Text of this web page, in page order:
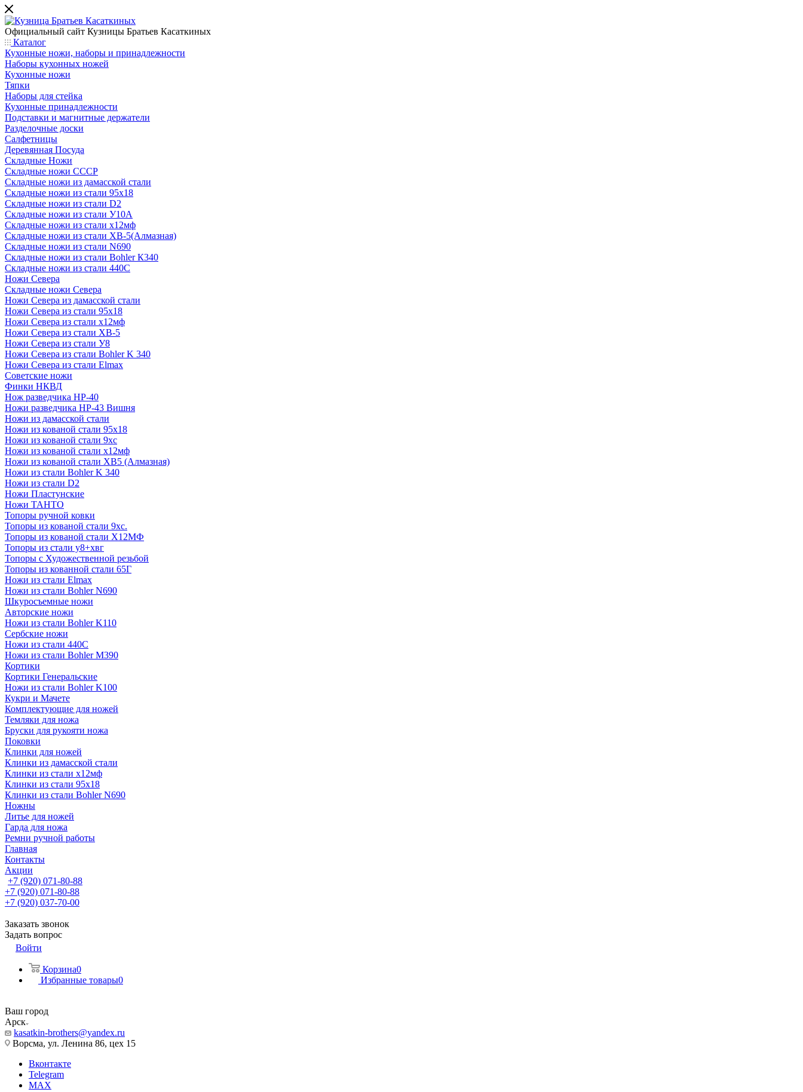
Официальный сайт Кузницы Братьев Касаткиных
Каталог
Кухонные ножи, наборы и принадлежности
Наборы кухонных ножей
Кухонные ножи
Тяпки
Наборы для стейка
Кухонные принадлежности
Подставки и магнитные держатели
Разделочные доски
Салфетницы
Деревянная Посуда
Складные Ножи
Cкладные ножи СССР
Складные ножи из дамасской стали
Складные ножи из стали 95х18
Складные ножи из стали D2
Складные ножи из стали У10А
Складные ножи из стали х12мф
Складные ножи из стали ХВ-5(Алмазная)
Складные ножи из стали N690
Складные ножи из стали Bohler К340
Складные ножи из стали 440С
Ножи Севера
Складные ножи Севера
Ножи Севера из дамасской стали
Ножи Севера из стали 95х18
Ножи Севера из стали х12мф
Ножи Севера из стали ХВ-5
Ножи Севера из стали У8
Ножи Севера из стали Bohler K 340
Ножи Севера из стали Elmax
Советские ножи
Финки НКВД
Нож разведчика НР-40
Ножи разведчика НР-43 Вишня
Ножи из дамасской стали
Ножи из кованой стали 95х18
Ножи из кованой стали 9хс
Ножи из кованой стали х12мф
Ножи из кованой стали ХВ5 (Алмазная)
Ножи из стали Bohler K 340
Ножи из стали D2
Ножи Пластунские
Ножи ТАНТО
Топоры ручной ковки
Топоры из кованой стали 9хс.
Топоры из кованой стали Х12МФ
Топоры из стали у8+хвг
Топоры с Художественной резьбой
Топоры из кованной стали 65Г
Ножи из стали Elmax
Ножи из стали Bohler N690
Шкуросъемные ножи
Авторские ножи
Ножи из стали Bohler K110
Сербские ножи
Ножи из стали 440С
Ножи из стали Bohler M390
Кортики
Кортики Генеральские
Ножи из стали Bohler K100
Кукри и Мачете
Комплектующие для ножей
Темляки для ножа
Бруски для рукояти ножа
Поковки
Клинки для ножей
Клинки из дамасской стали
Клинки из стали х12мф
Клинки из стали 95х18
Клинки из стали Bohler N690
Ножны
Литье для ножей
Гарда для ножа
Ремни ручной работы
Главная
Контакты
Акции
+7 (920) 071-80-88
+7 (920) 071-80-88
+7 (920) 037-70-00
Заказать звонок
Задать вопрос
Войти
Корзина0
Избранные товары0
Ваш город
Арск
kasatkin-brothers@yandex.ru
Ворсма, ул. Ленина 86, цех 15
Вконтакте
Telegram
MAX